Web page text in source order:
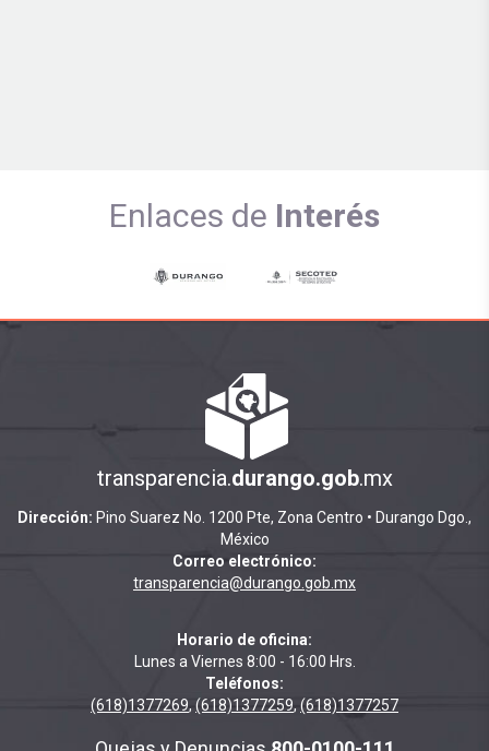
Enlaces de Interés
transparencia.durango.gob.mx
Dirección: Pino Suarez No. 1200 Pte, Zona Centro • Durango Dgo.,
México
Correo electrónico:
transparencia@durango.gob.mx
Horario de oficina:
Lunes a Viernes 8:00 - 16:00 Hrs.
Teléfonos:
(618)1377269, (618)1377259, (618)1377257